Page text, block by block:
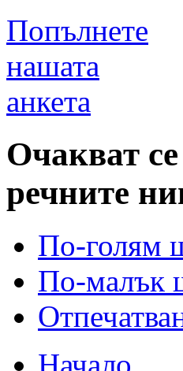
Попълнете
нашата
анкета
Очакват
речните
По-голям
По-малък
Начало